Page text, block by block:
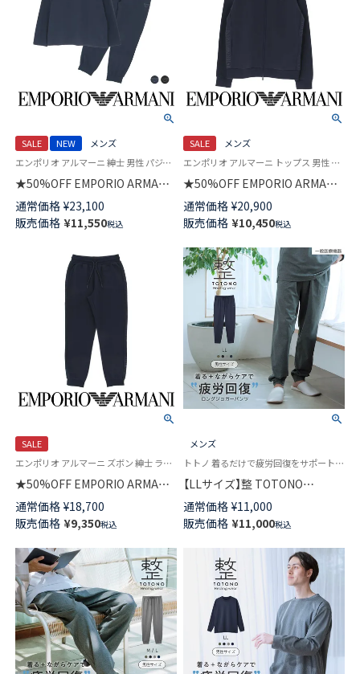
SALE NEW
メンズ
エンポリオ アルマーニ 紳士 男性 パジャマ 公式
★50%OFF EMPORIO ARMANI
ラウンジウェア 上下セット オ
ーガニックコットン混 クルーネ
ック 長袖 スウェット EUサイズ
通常価格 ¥23,100
販売価格 ¥11,550税込
SALE
メンズ
エンポリオ アルマーニ トップス 男性 紳士 ラウンジウェア
★50%OFF EMPORIO ARMANI
BASIC TERRY FULL ZIP ベーシ
ックテリー 裏起毛 長袖 フルジ
ップ ジャケット スウェット EU
サイズ メンズ 54059766
通常価格 ¥20,900
販売価格 ¥10,450税込
SALE
エンポリオ アルマーニ ズボン 紳士 ラウンジウェア 男性 ボトムス
★50%OFF EMPORIO ARMANI
BASIC TERRY ベーシックテリ
ー 裏起毛 スウェットパンツ ロ
ング EUサイズ メンズ
54059760
通常価格 ¥18,700
販売価格 ¥9,350税込
メンズ
トトノ 着るだけで疲労回復をサポートする機能性ウェア ボトムス 手軽にからだメンテナンス 保温
【LLサイズ】整 TOTONO
Healing wear リカバリーウェ
ア 疲労回復 ロングジョガーパ
ンツ メンズ 遠赤外線 血行促進
一般医療機器 TERAX
TECHNOLOGY（テラックス テク
ノロジー） 73211004
通常価格 ¥11,000
販売価格 ¥11,000税込